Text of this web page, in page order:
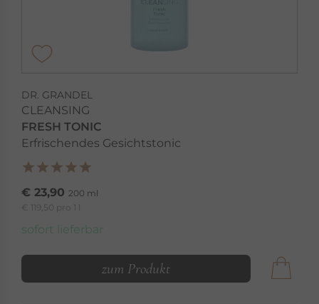
DR. GRANDEL
CLEANSING
FRESH TONIC
Erfrischendes Gesichtstonic
€ 23,90 200 ml
€ 119,50 pro 1 l
sofort lieferbar
zum Produkt